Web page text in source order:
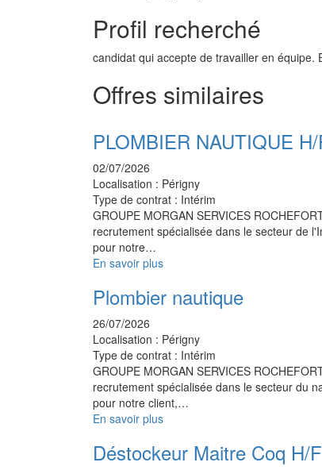
Profil recherché
candidat qui accepte de travailler en équipe.
Offres similaires
PLOMBIER NAUTIQUE
02/07/2026
Localisation : Périgny
Type de contrat : Intérim
GROUPE MORGAN SERVICES
recrutement spécialisée dans le secteur de
pour notre…
En savoir plus
Plombier nautique
26/07/2026
Localisation : Périgny
Type de contrat : Intérim
GROUPE MORGAN SERVICES
recrutement spécialisée dans le secteur du
pour notre client,…
En savoir plus
Déstockeur Maitre Coq H/F